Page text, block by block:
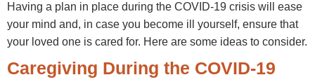
Having a plan in place during the COVID-19 crisis will ease
your mind and, in case you become ill yourself, ensure that
your loved one is cared for. Here are some ideas to consider.
Caregiving During the COVID-19